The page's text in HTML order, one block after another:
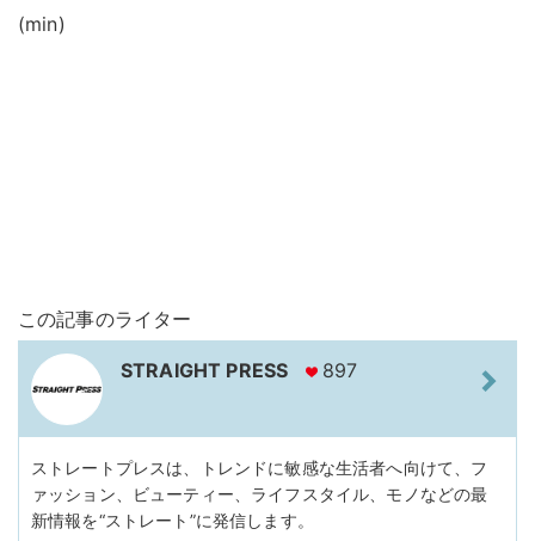
(min)
この記事のライター
STRAIGHT PRESS 897
ストレートプレスは、トレンドに敏感な生活者へ向けて、フ
ァッション、ビューティー、ライフスタイル、モノなどの最
新情報を“ストレート”に発信します。